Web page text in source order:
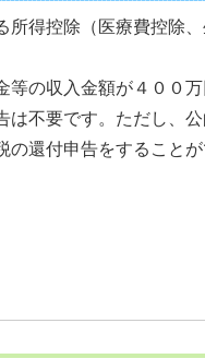
得控除（医療費控除
の収入金額が４００
不要です。ただし、
還付申告をすることが